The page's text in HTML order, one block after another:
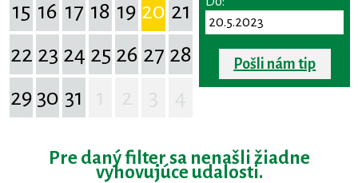
15 16 17 18 19 20 21
22 23 24 25 26 27 28
29 30 31
Pošli nám tip
Pre daný filter sa nenašli žiadne
vyhovujúce udalosti.